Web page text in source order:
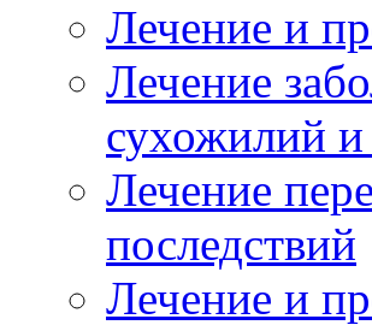
Лечение и
Лечение
сухожилий
Лечение
последствий
Лечение и